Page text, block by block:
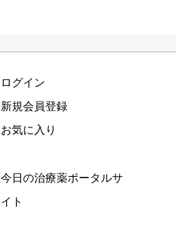
ログイン
新規会員登録
お気に入り
今日の治療薬ポータルサ
イト